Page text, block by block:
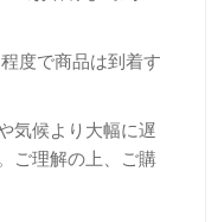
度で商品は到着す
気候より大幅に遅
ご理解の上、ご購